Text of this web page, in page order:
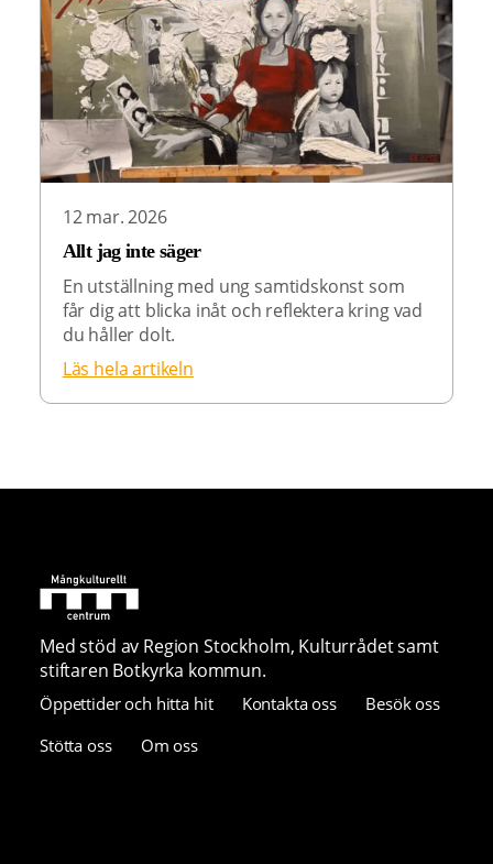
12 mar. 2026
Allt jag inte säger
En utställning med ung samtidskonst som
får dig att blicka inåt och reflektera kring vad
du håller dolt.
Läs hela artikeln
Med stöd av Region Stockholm, Kulturrådet samt
stiftaren Botkyrka kommun.
Öppettider och hitta hit Kontakta oss
Besök oss
Stötta oss
Om oss